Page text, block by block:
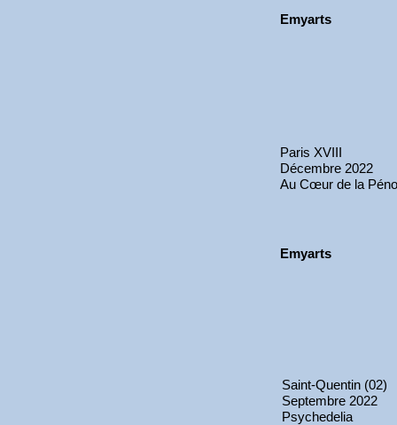
Emyarts
Paris XVIII
Décembre 2022
Au Cœur de la
Emyarts
Saint-Quentin (02)
Septembre 2022
Psychedelia